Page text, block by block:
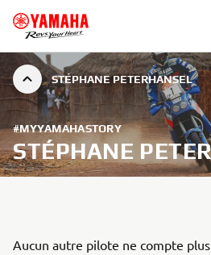
STÉPHANE PETERHANSEL
#MYYAMAHASTORY
STÉPHANE
Aucun autre pilote ne compte